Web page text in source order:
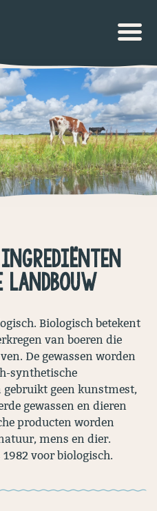
LANDBOUW
Biologisch betekent
van boeren die
De gewassen worden
synthetische
geen kunstmest,
gewassen en dieren
producten worden
mens en dier.
voor biologisch.